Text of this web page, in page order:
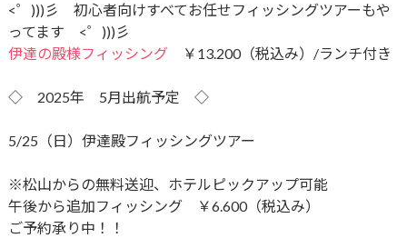
<゜)))彡 初心者向けすべてお任せフィッシングツアーもや
ってます <゜)))彡
伊達の殿様フィッシング ￥13.200（税込み）/ランチ付き
◇ 2025年 5月出航予定 ◇
5/25（日）伊達殿フィッシングツアー
※松山からの無料送迎、ホテルピックアップ可能
午後から追加フィッシング ￥6.600（税込み）
ご予約承り中！！